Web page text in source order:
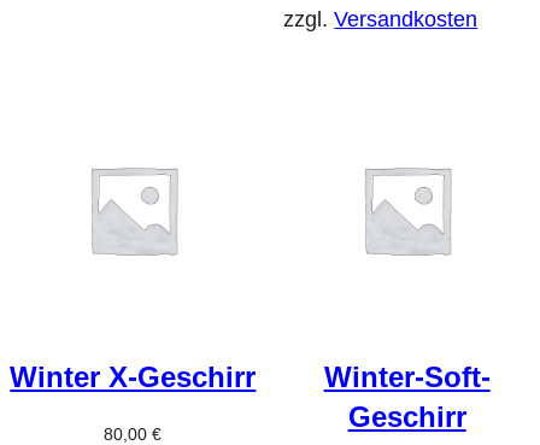
zzgl.Versandkosten
Winter X-Geschirr
80,00€
Winter-Soft-
Geschirr